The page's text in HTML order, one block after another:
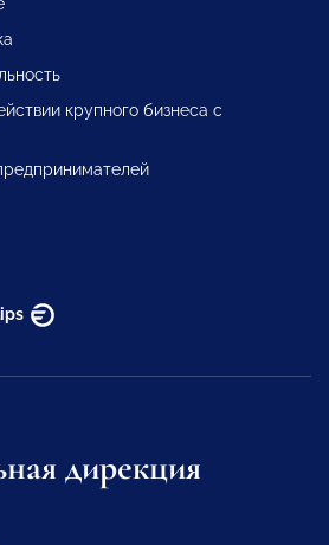
крупного бизнеса с
дирекция